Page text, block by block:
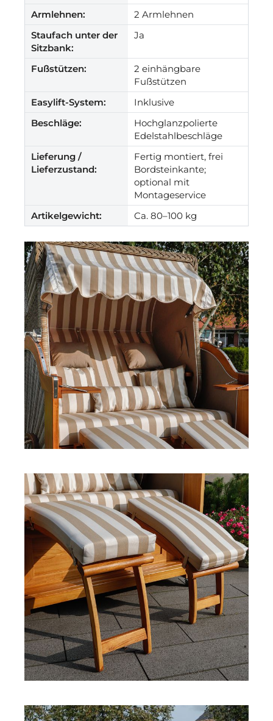
Armlehnen:
2 Armlehnen
Staufach unter der
Sitzbank:
Ja
Fußstützen:
2 einhängbare
Fußstützen
Easylift-System:
Inklusive
Beschläge:
Hochglanzpolierte
Edelstahlbeschläge
Lieferung /
Lieferzustand:
Fertig montiert, frei
Bordsteinkante;
optional mit
Montageservice
Artikelgewicht:
Ca. 80–100 kg